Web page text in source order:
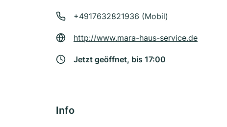
+4917632821936 (Mobil)
http://www.mara-haus-service.de
Jetzt geöffnet, bis 17:00
Info